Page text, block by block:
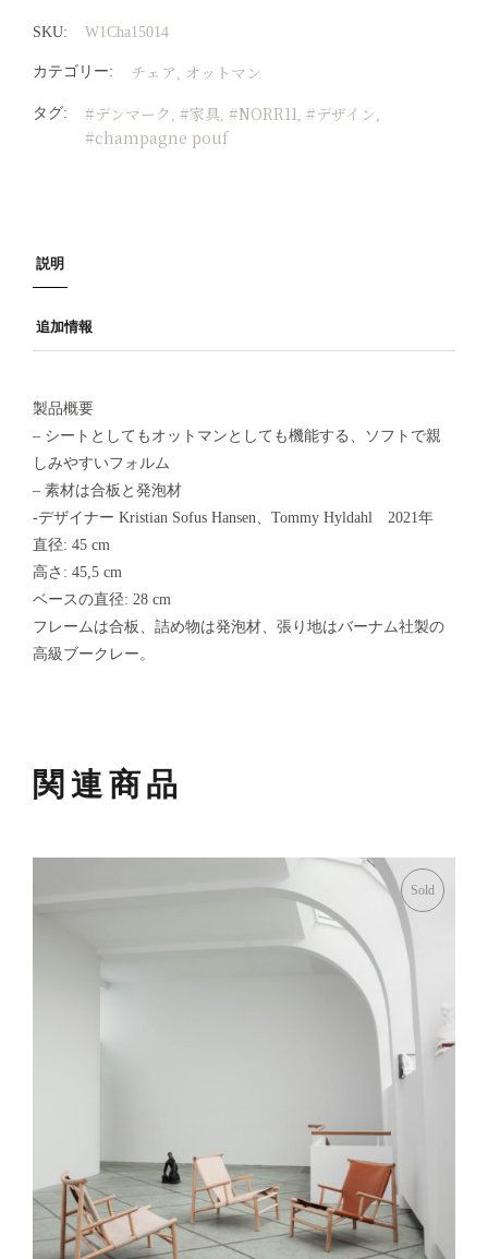
SKU: W1Cha15014
カテゴリー: チェア オットマン
タグ: #デンマーク #家具 #NORR11 #デザイン
#champagne pouf
説明
追加情報
製品概要
– シートとしてもオットマンとしても機能する、ソフトで親
しみやすいフォルム
– 素材は合板と発泡材
-デザイナー Kristian Sofus Hansen、Tommy Hyldahl 2021年
直径: 45 cm
高さ: 45,5 cm
ベースの直径: 28 cm
フレームは合板、詰め物は発泡材、張り地はバーナム社製の
高級ブークレー。
関連商品
Sold